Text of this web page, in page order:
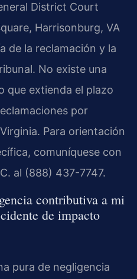
District Court
Harrisonburg, VA
de la reclamación y la
No existe una
que extienda el plazo
por
Para orientación
comuníquese con
al (888) 437-7747.
contributiva a mi
de impacto
pura de negligencia